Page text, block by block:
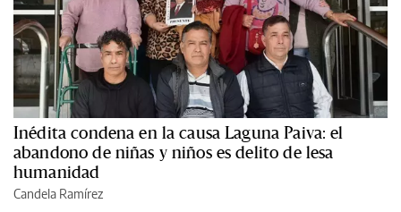
Inédita condena en la causa Laguna Paiva: el
abandono de niñas y niños es delito de lesa
humanidad
Candela Ramírez